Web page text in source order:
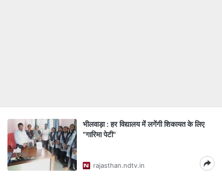
भीलवाड़ा : हर विद्यालय मेंं लगेंगी शिकायत के लिए
"गारिमा पेटी"
rajasthan.ndtv.in